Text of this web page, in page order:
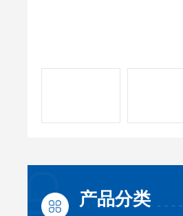
产品分类